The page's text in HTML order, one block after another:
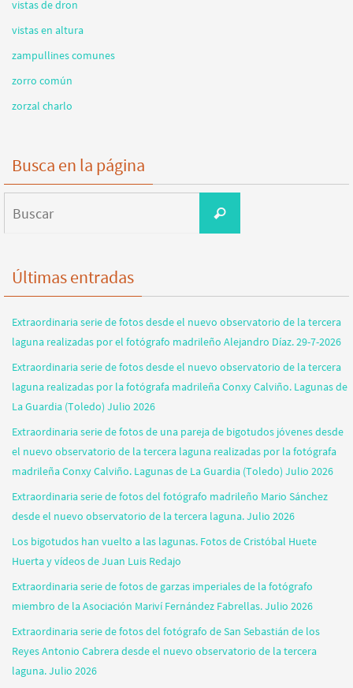
vistas de dron
vistas en altura
zampullines comunes
zorro común
zorzal charlo
Busca en la página
Buscar
Últimas entradas
Extraordinaria serie de fotos desde el nuevo observatorio de la tercera
laguna realizadas por el fotógrafo madrileño Alejandro Díaz. 29-7-2026
Extraordinaria serie de fotos desde el nuevo observatorio de la tercera
laguna realizadas por la fotógrafa madrileña Conxy Calviño. Lagunas de
La Guardia (Toledo) Julio 2026
Extraordinaria serie de fotos de una pareja de bigotudos jóvenes desde
el nuevo observatorio de la tercera laguna realizadas por la fotógrafa
madrileña Conxy Calviño. Lagunas de La Guardia (Toledo) Julio 2026
Extraordinaria serie de fotos del fotógrafo madrileño Mario Sánchez
desde el nuevo observatorio de la tercera laguna. Julio 2026
Los bigotudos han vuelto a las lagunas. Fotos de Cristóbal Huete
Huerta y vídeos de Juan Luis Redajo
Extraordinaria serie de fotos de garzas imperiales de la fotógrafo
miembro de la Asociación Mariví Fernández Fabrellas. Julio 2026
Extraordinaria serie de fotos del fotógrafo de San Sebastián de los
Reyes Antonio Cabrera desde el nuevo observatorio de la tercera
laguna. Julio 2026